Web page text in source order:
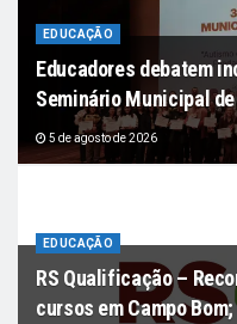
EDUCAÇÃO
Educadores debatem
Seminário Municipal
5 de agosto de 2026
EDUCAÇÃO
RS Qualificação –
cursos em Campo